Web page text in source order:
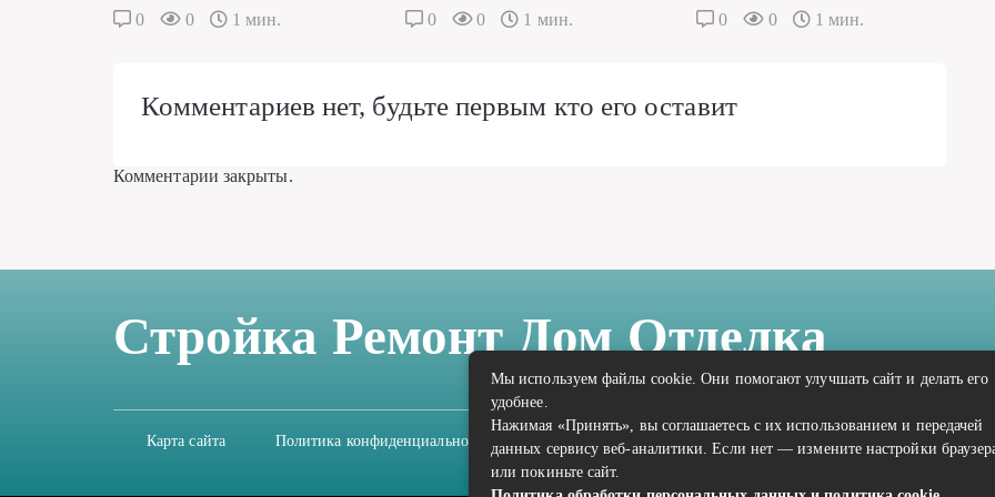
0 0 1 мин. 0 0 1 мин. 0 0 1 мин.
Комментариев нет, будьте первым кто его оставит
Комментарии закрыты.
Стройка Ремонт Дом Отделка
Карта сайта Политика конфиденциальности
Мы используем файлы cookie. Они помогают улучшать сайт и делать его
удобнее.
Нажимая «Принять», вы соглашаетесь с их использованием и передачей
данных сервису веб-аналитики. Если нет — измените настройки
или покиньте сайт.